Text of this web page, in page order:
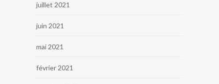
juillet 2021
juin 2021
mai 2021
février 2021